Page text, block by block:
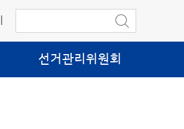
선거관리위원회